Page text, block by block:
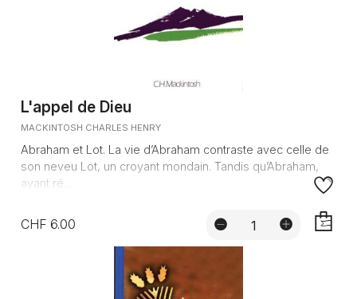
L'appel de Dieu
MACKINTOSH CHARLES HENRY
Abraham et Lot. La vie d’Abraham contraste avec celle de
son neveu Lot, un croyant mondain. Tandis qu’Abraham,
ayant ré...
CHF 6.00